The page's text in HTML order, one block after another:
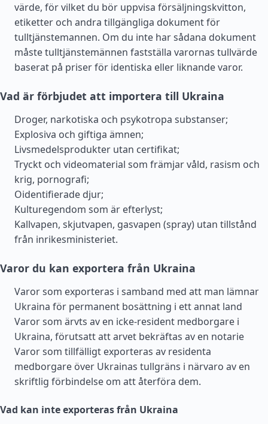
värde, för vilket du bör uppvisa försäljningskvitton,
etiketter och andra tillgängliga dokument för
tulltjänstemannen. Om du inte har sådana dokument
måste tulltjänstemännen fastställa varornas tullvärde
baserat på priser för identiska eller liknande varor.
Vad är förbjudet att importera till Ukraina
Droger, narkotiska och psykotropa substanser;
Explosiva och giftiga ämnen;
Livsmedelsprodukter utan certifikat;
Tryckt och videomaterial som främjar våld, rasism och
krig, pornografi;
Oidentifierade djur;
Kulturegendom som är efterlyst;
Kallvapen, skjutvapen, gasvapen (spray) utan tillstånd
från inrikesministeriet.
Varor du kan exportera från Ukraina
Varor som exporteras i samband med att man lämnar
Ukraina för permanent bosättning i ett annat land
Varor som ärvts av en icke-resident medborgare i
Ukraina, förutsatt att arvet bekräftas av en notarie
Varor som tillfälligt exporteras av residenta
medborgare över Ukrainas tullgräns i närvaro av en
skriftlig förbindelse om att återföra dem.
Vad kan inte exporteras från Ukraina